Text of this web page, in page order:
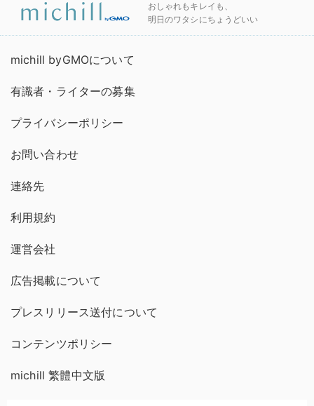
おしゃれもキレイも、
明日のワタシにちょうどいい
michill byGMOについて
有識者・ライターの募集
プライバシーポリシー
お問い合わせ
連絡先
利用規約
運営会社
広告掲載について
プレスリリース送付について
コンテンツポリシー
michill 繁體中文版